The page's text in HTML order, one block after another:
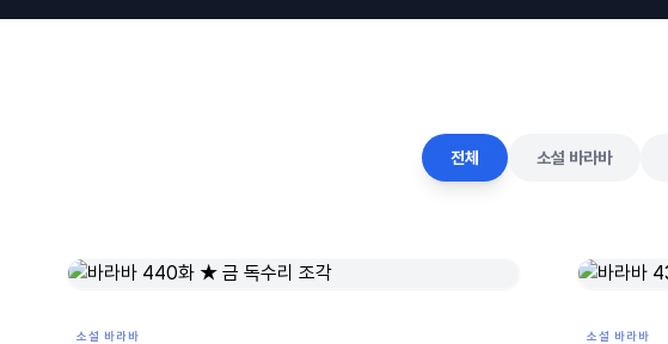
전체 소설 바라바
소설 바라바 소설 바라바